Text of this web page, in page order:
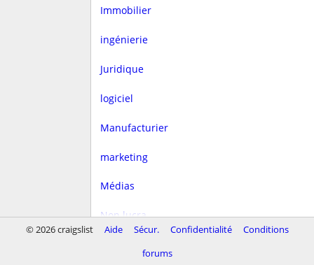
Immobilier
ingénierie
Juridique
logiciel
Manufacturier
marketing
Médias
Non lucra.
© 2026 craigslist Aide Sécur. Confidentialité
Conditions
forums